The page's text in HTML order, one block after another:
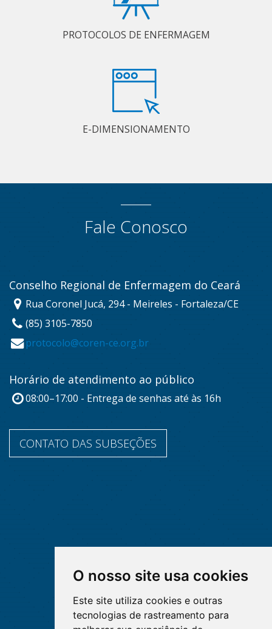
O nosso site usa cookies
Este site utiliza cookies e outras
tecnologias de rastreamento para
PROTOCOLOS DE ENFERMAGEM
E-DIMENSIONAMENTO
Fale Conosco
Conselho Regional de Enfermagem do Ceará
Rua Coronel Jucá, 294 - Meireles - Fortaleza/CE
(85) 3105-7850
protocolo@coren-ce.org.br
Horário de atendimento ao público
08:00–17:00 - Entrega de senhas até às 16h
CONTATO DAS SUBSEÇÕES